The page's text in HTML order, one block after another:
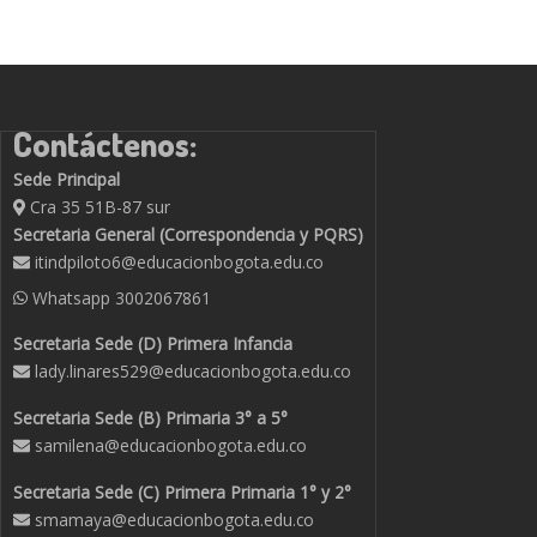
Contáctenos:
Sede Principal
Cra 35 51B-87 sur
Secretaria General (Correspondencia y PQRS)
itindpiloto6@educacionbogota.edu.co
Whatsapp 3002067861
Secretaria Sede (D) Primera Infancia
lady.linares529@educacionbogota.edu.co
Secretaria Sede (B) Primaria 3° a 5°
samilena@educacionbogota.edu.co
Secretaria Sede (C) Primera Primaria 1° y 2°
smamaya@educacionbogota.edu.co